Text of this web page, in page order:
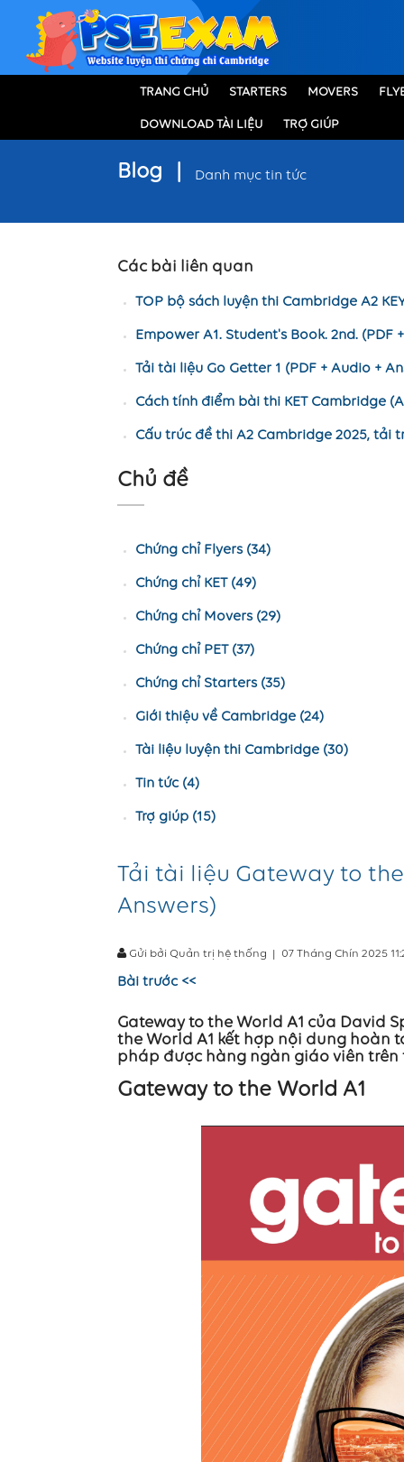
TRANG CHỦ STARTERS MOVERS
DOWNLOAD TÀI LIỆU TRỢ GIÚP
Blog Danh mục tin tức
Các bài liên quan
TOP bộ sách luyện thi Cambridge A2
Empower A1. Student's Book. 2nd. (PDF
Tải tài liệu Go Getter 1 (PDF + Audio +
Cách tính điểm bài thi KET Cambridge
Cấu trúc đề thi A2 Cambridge 2025, tải
Chủ đề
Chứng chỉ Flyers (34)
Chứng chỉ KET (49)
Chứng chỉ Movers (29)
Chứng chỉ PET (37)
Chứng chỉ Starters (35)
Giới thiệu về Cambridge (24)
Tài liệu luyện thi Cambridge (30)
Tin tức (4)
Trợ giúp (15)
Tải tài liệu Gateway to
Answers)
Gửi bởi Quản trị hệ thống | 07 Tháng Chín 2025
Bài trước <<
Gateway to the World A1 của David
the World A1 kết hợp nội dung hoàn
pháp được hàng ngàn giáo viên
Gateway to the World A1